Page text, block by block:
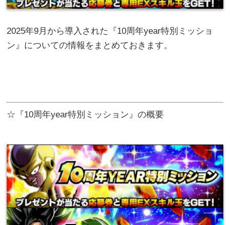
2025年9月から導入された『10周年year特別ミッショ
ン』についての情報をまとめておきます。
☆『10周年year特別ミッション』の概要